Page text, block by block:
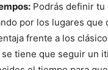
Podrás definir tu
por los lugares que
frente a los
tiene que seguir un